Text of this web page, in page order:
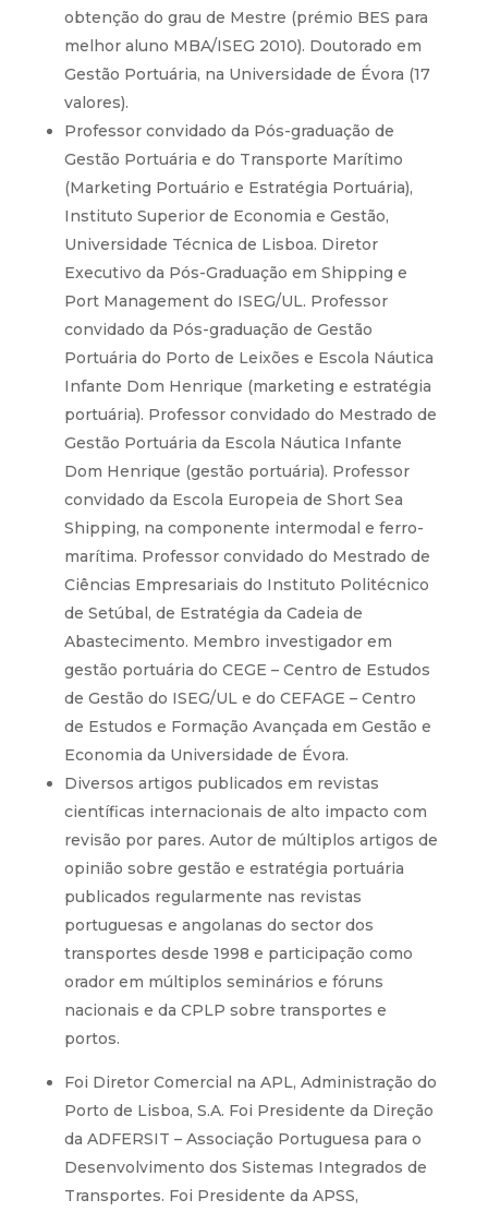
obtenção do grau de Mestre (prémio BES para
melhor aluno MBA/ISEG 2010). Doutorado em
Gestão Portuária, na Universidade de Évora (17
valores).
Professor convidado da Pós-graduação de
Gestão Portuária e do Transporte Marítimo
(Marketing Portuário e Estratégia Portuária),
Instituto Superior de Economia e Gestão,
Universidade Técnica de Lisboa. Diretor
Executivo da Pós-Graduação em Shipping e
Port Management do ISEG/UL. Professor
convidado da Pós-graduação de Gestão
Portuária do Porto de Leixões e Escola Náutica
Infante Dom Henrique (marketing e estratégia
portuária). Professor convidado do Mestrado de
Gestão Portuária da Escola Náutica Infante
Dom Henrique (gestão portuária). Professor
convidado da Escola Europeia de Short Sea
Shipping, na componente intermodal e ferro-
marítima. Professor convidado do Mestrado de
Ciências Empresariais do Instituto Politécnico
de Setúbal, de Estratégia da Cadeia de
Abastecimento. Membro investigador em
gestão portuária do CEGE – Centro de Estudos
de Gestão do ISEG/UL e do CEFAGE – Centro
de Estudos e Formação Avançada em Gestão e
Economia da Universidade de Évora.
Diversos artigos publicados em revistas
científicas internacionais de alto impacto com
revisão por pares. Autor de múltiplos artigos de
opinião sobre gestão e estratégia portuária
publicados regularmente nas revistas
portuguesas e angolanas do sector dos
transportes desde 1998 e participação como
orador em múltiplos seminários e fóruns
nacionais e da CPLP sobre transportes e
portos.
Foi Diretor Comercial na APL, Administração do
Porto de Lisboa, S.A. Foi Presidente da Direção
da ADFERSIT – Associação Portuguesa para o
Desenvolvimento dos Sistemas Integrados de
Transportes. Foi Presidente da APSS,